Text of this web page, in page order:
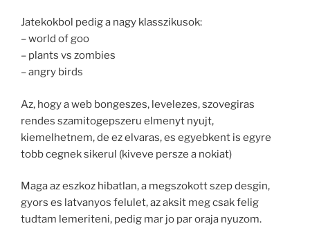
Jatekokbol pedig a nagy klasszikusok:
– world of goo
– plants vs zombies
– angry birds
Az, hogy a web bongeszes, levelezes, szovegiras
rendes szamitogepszeru elmenyt nyujt,
kiemelhetnem, de ez elvaras, es egyebkent is egyre
tobb cegnek sikerul (kiveve persze a nokiat)
Maga az eszkoz hibatlan, a megszokott szep desgin,
gyors es latvanyos felulet, az aksit meg csak felig
tudtam lemeriteni, pedig mar jo par oraja nyuzom.